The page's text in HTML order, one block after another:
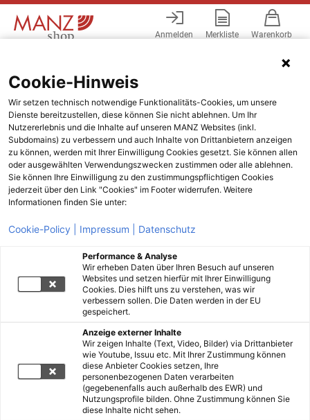
Anmelden Merkliste Warenkorb
Cookie-Hinweis
Wir setzen technisch notwendige Funktionalitäts-Cookies, um unsere
Dienste bereitzustellen, diese können Sie nicht ablehnen. Um Ihr
Nutzererlebnis und die Inhalte auf unseren MANZ Websites (inkl.
Subdomains) zu verbessern und auch Inhalte von Drittanbietern anzeigen
zu können, werden mit Ihrer Einwilligung Cookies gesetzt. Sie können allen
oder ausgewählten Verwendungszwecken zustimmen oder alle ablehnen.
Sie können Ihre Einwilligung zu den zustimmungspflichtigen Cookies
jederzeit über den Link "Cookies" im Footer widerrufen. Weitere
Informationen finden Sie unter:
Cookie-Policy | Impressum | Datenschutz
Performance & Analyse
Wir erheben Daten über Ihren Besuch auf unseren
Websites und setzen hierfür mit Ihrer Einwilligung
Cookies. Dies hilft uns zu verstehen, was wir
verbessern sollen. Die Daten werden in der EU
gespeichert.
Anzeige externer Inhalte
Wir zeigen Inhalte (Text, Video, Bilder) via Drittanbieter
wie Youtube, Issuu etc. Mit Ihrer Zustimmung können
diese Anbieter Cookies setzen, Ihre
personenbezogenen Daten verarbeiten
(gegebenenfalls auch außerhalb des EWR) und
Nutzungsprofile bilden. Ohne Zustimmung können Sie
diese Inhalte nicht sehen.